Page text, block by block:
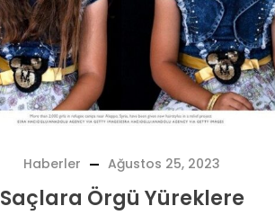
Haberler Ağustos 25, 2023
Saçlara Örgü Yüreklere